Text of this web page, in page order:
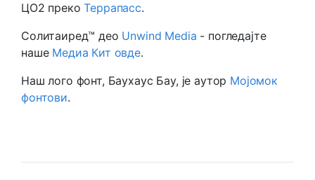
ЦО2 прекоТеррапасс.
Солитаиред™ део Unwind Media - погледајте
наше Медиа Кит овде.
Наш лого фонт, Баухаус Бау, је аутор Мојомок
фонтови.